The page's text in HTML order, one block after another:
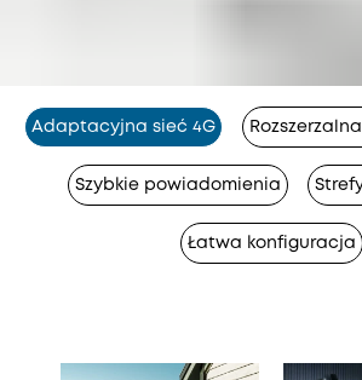
Adaptacyjna sieć 4G
Szybkie powiadomienia
Łatwa konfiguracja